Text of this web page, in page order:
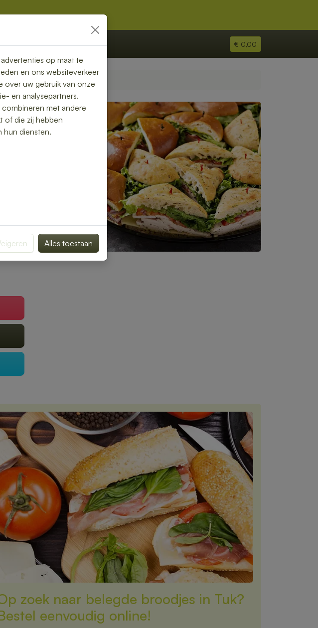
€ 0,00
Of
zoek naar belegde broodjes in Tuk?
eenvoudig online!
op maat te
en ons websiteverkeer
over uw gebruik van onze
en analysepartners.
met andere
of die zij hebben
hun diensten.
Alles toestaan